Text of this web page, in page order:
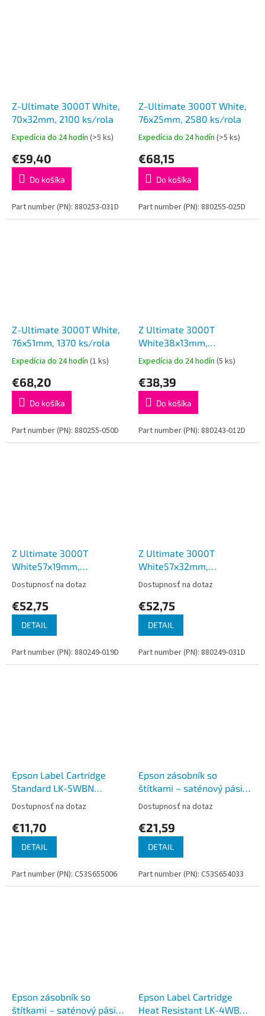
Z-Ultimate 3000T White,
70x32mm, 2100 ks/rola
Expedícia do 24 hodín (>5 ks)
€59,40
Do košíka
Part number (PN): 880253-031D
Z-Ultimate 3000T White,
76x25mm, 2580 ks/rola
Expedícia do 24 hodín (>5 ks)
€68,15
Do košíka
Part number (PN): 880255-025D
Z-Ultimate 3000T White,
76x51mm, 1370 ks/rola
Expedícia do 24 hodín (1 ks)
€68,20
Do košíka
Part number (PN): 880255-050D
Z Ultimate 3000T
White38x13mm,
4650ks/rola
Expedícia do 24 hodín (5 ks)
€38,39
Do košíka
Part number (PN): 880243-012D
Z Ultimate 3000T
White57x19mm,
3300ks/rola (12ks/bal)
Dostupnosť na dotaz
€52,75
DETAIL
Part number (PN): 880249-019D
Z Ultimate 3000T
White57x32mm,
2110ks/rola
Dostupnosť na dotaz
€52,75
DETAIL
Part number (PN): 880249-031D
Epson Label Cartridge
Standard LK-5WBN
Black/White 18mm (9m)
Dostupnosť na dotaz
€11,70
DETAIL
Part number (PN): C53S655006
Epson zásobník so
štítkami – saténový pásik,
LK-4HKK, zlatá/červená,
12 mm (5 m)
Dostupnosť na dotaz
€21,59
DETAIL
Part number (PN): C53S654033
Epson zásobník so
štítkami – saténový pásik,
Epson Label Cartridge
Heat Resistant LK-4WBH